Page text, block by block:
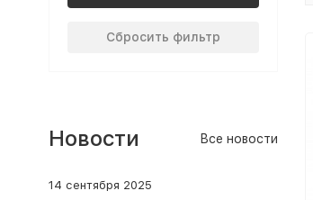
Сбросить фильтр
Новости Все новости
14 сентября 2025